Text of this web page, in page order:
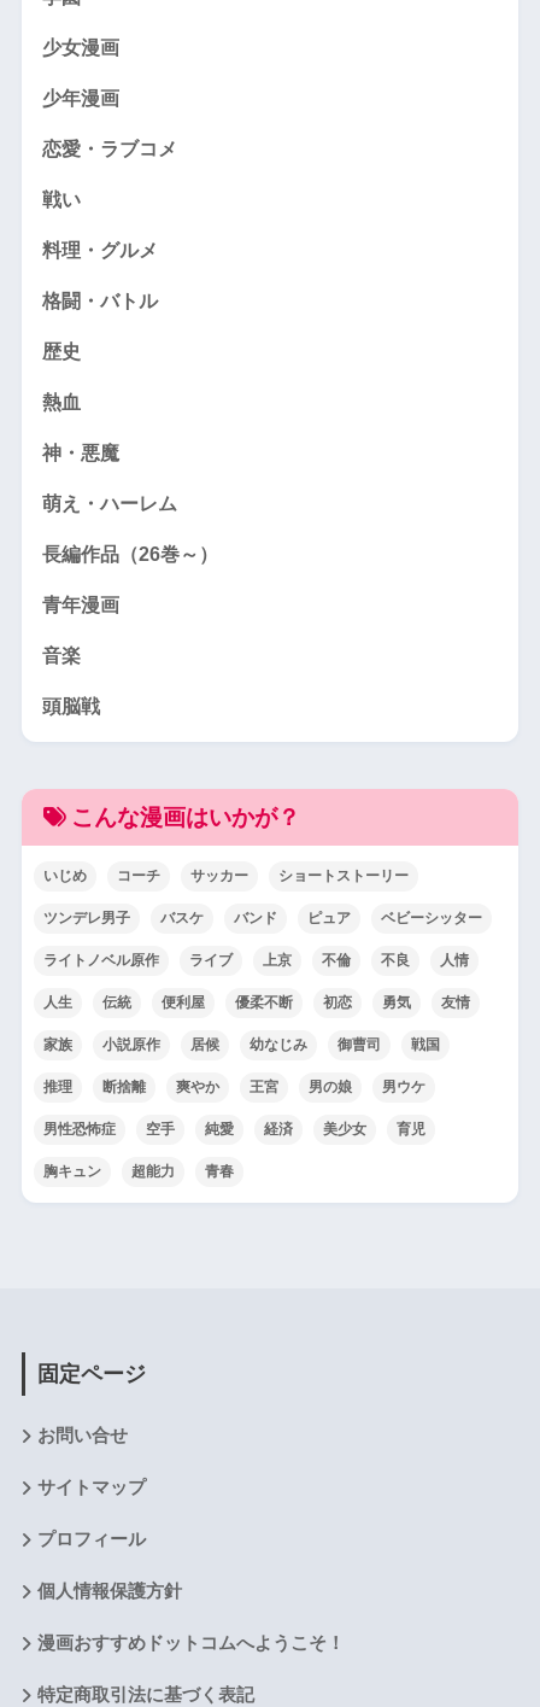
少女漫画
少年漫画
恋愛・ラブコメ
戦い
料理・グルメ
格闘・バトル
歴史
熱血
神・悪魔
萌え・ハーレム
長編作品（26巻～）
青年漫画
音楽
頭脳戦
こんな漫画はいかが？
いじめ コーチ サッカー ショートストーリー
ツンデレ男子 バスケ バンド ピュア ベビーシッター
ライトノベル原作 ライブ 上京 不倫 不良 人情
人生 伝統 便利屋 優柔不断 初恋 勇気 友情
家族 小説原作 居候 幼なじみ 御曹司 戦国
推理 断捨離 爽やか 王宮 男の娘 男ウケ
男性恐怖症 空手 純愛 経済 美少女 育児
胸キュン 超能力 青春
固定ページ
お問い合せ
サイトマップ
プロフィール
個人情報保護方針
漫画おすすめドットコムへようこそ！
特定商取引法に基づく表記